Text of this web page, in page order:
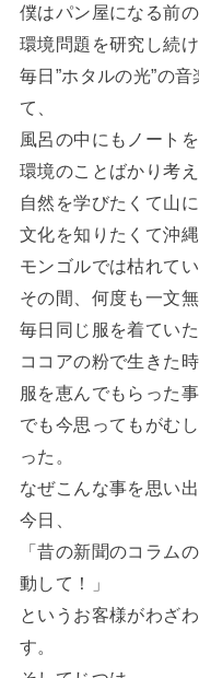
僕はパン屋になる前の
環境問題を研究し続け
毎日”ホタルの光”の
て、
風呂の中にもノート
環境のことばかり考え
自然を学びたくて山
文化を知りたくて沖
モンゴルでは枯れて
その間、何度も一文
毎日同じ服を着ていた
ココアの粉で生きた
服を恵んでもらった事
でも今思ってもがむ
った。
なぜこんな事を思い
今日、
「昔の新聞のコラム
動して！」
というお客様がわざ
す。